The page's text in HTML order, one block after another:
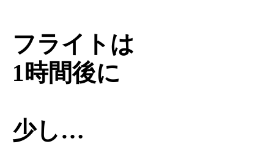
フライトは
1時間後に
少し…